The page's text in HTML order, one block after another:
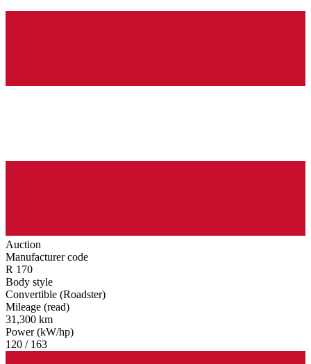
Auction
Manufacturer code
R 170
Body style
Convertible (Roadster)
Mileage (read)
31,300 km
Power (kW/hp)
120 / 163